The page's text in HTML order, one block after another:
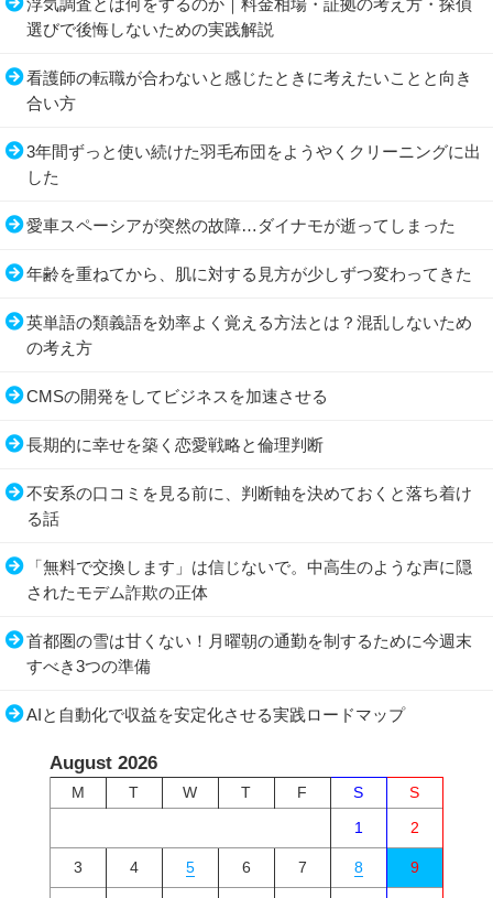
浮気調査とは何をするのか｜料金相場・証拠の考え方・探偵
選びで後悔しないための実践解説
看護師の転職が合わないと感じたときに考えたいことと向き
合い方
3年間ずっと使い続けた羽毛布団をようやくクリーニングに出
した
愛車スペーシアが突然の故障…ダイナモが逝ってしまった
年齢を重ねてから、肌に対する見方が少しずつ変わってきた
英単語の類義語を効率よく覚える方法とは？混乱しないため
の考え方
CMSの開発をしてビジネスを加速させる
長期的に幸せを築く恋愛戦略と倫理判断
不安系の口コミを見る前に、判断軸を決めておくと落ち着け
る話
「無料で交換します」は信じないで。中高生のような声に隠
されたモデム詐欺の正体
首都圏の雪は甘くない！月曜朝の通勤を制するために今週末
すべき3つの準備
AIと自動化で収益を安定化させる実践ロードマップ
August 2026
M T W T F S
S
1
2
3 4 5 6 7 8 9